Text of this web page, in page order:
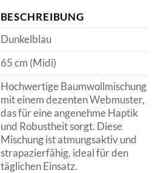
BESCHREIBUNG
Dunkelblau
65 cm (Midi)
Hochwertige Baumwollmischung
mit einem dezenten Webmuster,
das für eine angenehme Haptik
und Robustheit sorgt. Diese
Mischung ist atmungsaktiv und
strapazierfähig, ideal für den
täglichen Einsatz.